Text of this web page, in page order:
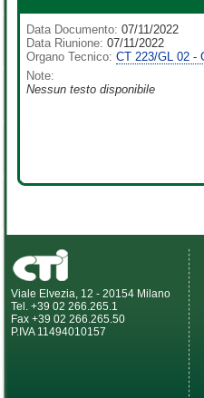
Data Documento: 07/11/2022
Data Riunione: 07/11/2022
Organo Tecnico: CT 223/GL 02 -
Note:
Nessun testo disponibile
Viale Elvezia, 12 - 20154 Milano
Tel. +39 02 266.265.1
Fax +39 02 266.265.50
P.IVA 11494010157